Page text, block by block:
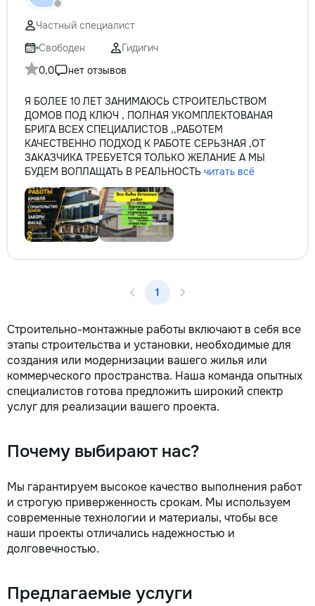
технологии. Доверьте нам
заботу о вашем автомобиле, и
он будет радовать вас долгие
годы.
Частный специалист
Свободен
Гидигич
0,0
нет отзывов
Я БОЛЕЕ 10 ЛЕТ ЗАНИМАЮСЬ СТРОИТЕЛЬСТВОМ
ДОМОВ ПОД КЛЮЧ , ПОЛНАЯ УКОМПЛЕКТОВАНАЯ
БРИГА ВСЕХ СПЕЦИАЛИСТОВ ,,РАБОТЕМ
КАЧЕСТВЕННО ПОДХОД К РАБОТЕ СЕРЬЗНАЯ ,ОТ
ЗАКАЗЧИКА ТРЕБУЕТСЯ ТОЛЬКО ЖЕЛАНИЕ А МЫ
БУДЕМ ВОПЛАЩАТЬ В РЕАЛЬНОСТЬ читать всё
1
Строительно-монтажные работы включают в себя все
этапы строительства и установки, необходимые для
создания или модернизации вашего жилья или
коммерческого пространства. Наша команда опытных
специалистов готова предложить широкий спектр
услуг для реализации вашего проекта.
Почему выбирают нас?
Мы гарантируем высокое качество выполнения работ
и строгую приверженность срокам. Мы используем
современные технологии и материалы, чтобы все
наши проекты отличались надежностью и
долговечностью.
Предлагаемые услуги